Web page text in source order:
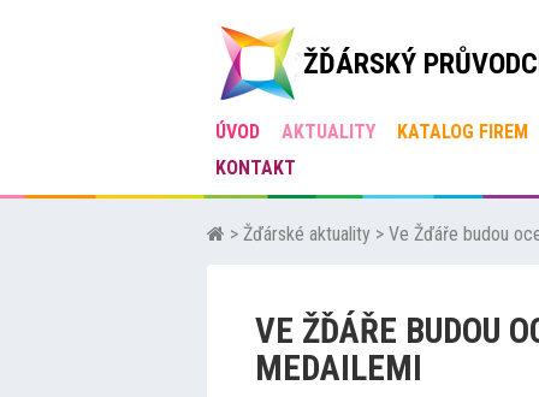
ŽĎÁRSKÝ
ÚVOD AKTUALITY KATALOG FIREM
KONTAKT
> Žďárské aktuality > Ve Žďáře budou
VE ŽĎÁŘE BUDOU
MEDAILEMI